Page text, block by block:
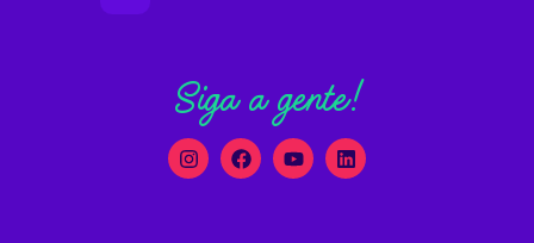
Siga a gente!